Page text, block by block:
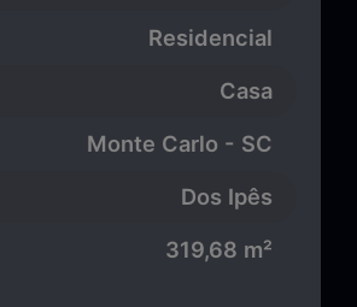
Residencial
Casa
Monte Carlo - SC
Dos Ipês
319,68 m²